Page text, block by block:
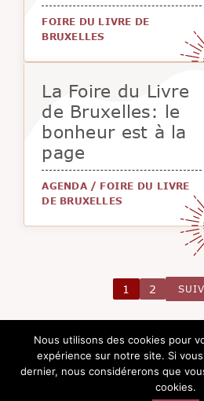
FOIRE DU LIVRE DE
BRUXELLES
La Foire du Livre
de Bruxelles: le
bonheur est à la
page
AGENDA/ FOIRE DU LIVRE
DE BRUXELLES
1 2
Copyright @2026 Le
Nous utilisons des cookies pour
expérience sur notre site. Si
dernier, nous considérerons que
cookies.